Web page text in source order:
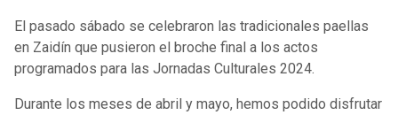
El pasado sábado se celebraron las tradicionales paellas
en Zaidín que pusieron el broche final a los actos
programados para las Jornadas Culturales 2024.
Durante los meses de abril y mayo, hemos podido disfrutar